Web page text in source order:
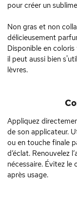
pour créer un
Non gras et non
délicieusement
Disponible en
il peut aussi bien
lèvres.
Appliquez
de son applicateur.
ou en touche finale
d’éclat. Renouvelez
nécessaire. Évitez
après usage.